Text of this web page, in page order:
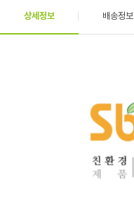
상세정보 배송정보